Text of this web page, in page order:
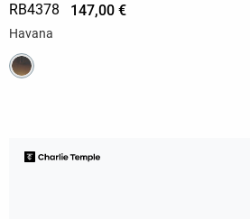
RB4378 147,00 €
Havana